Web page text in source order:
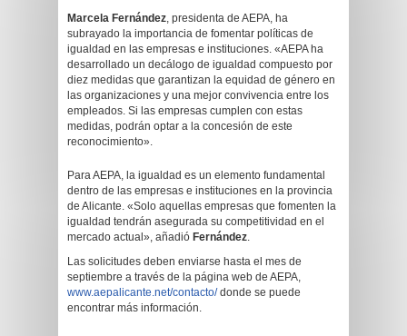
Marcela Fernández, presidenta de AEPA, ha
subrayado la importancia de fomentar políticas de
igualdad en las empresas e instituciones. «AEPA ha
desarrollado un decálogo de igualdad compuesto por
diez medidas que garantizan la equidad de género en
las organizaciones y una mejor convivencia entre los
empleados. Si las empresas cumplen con estas
medidas, podrán optar a la concesión de este
reconocimiento».
Para AEPA, la igualdad es un elemento fundamental
dentro de las empresas e instituciones en la provincia
de Alicante. «Solo aquellas empresas que fomenten la
igualdad tendrán asegurada su competitividad en el
mercado actual», añadió Fernández.
Las solicitudes deben enviarse hasta el mes de
septiembre a través de la página web de AEPA,
www.aepalicante.net/contacto/donde se puede
encontrar más información.